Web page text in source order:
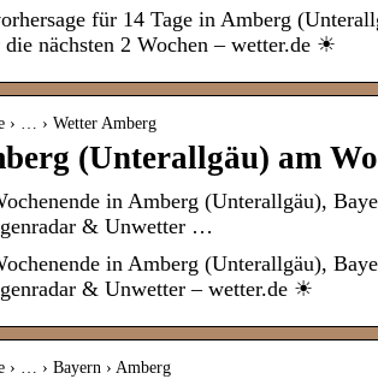
für 14 Tage in Amberg
nächsten 2 Wochen – wetter.de ☀
› … › Wetter Amberg
(Unterallgäu) am
in Amberg (Unterallgäu),
& Unwetter …
in Amberg (Unterallgäu),
& Unwetter – wetter.de ☀
› … › Bayern › Amberg